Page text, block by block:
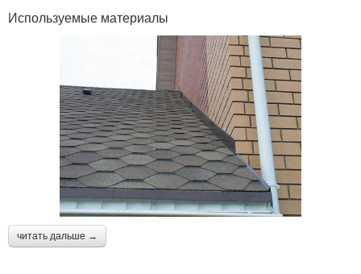
Используемые материалы
читать дальше →